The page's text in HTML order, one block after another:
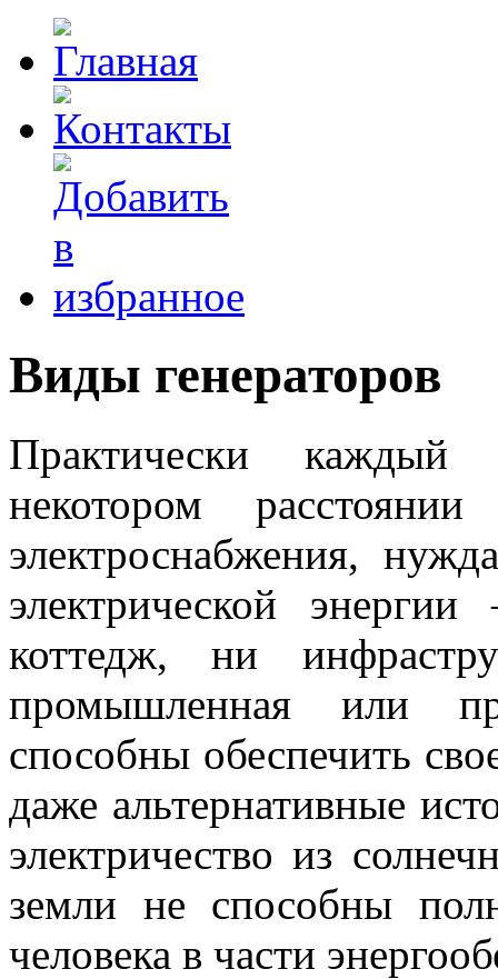
Виды генераторов
Практически каждый
некотором
электроснабжения,
электрической
коттедж, ни
промышленная или
способны обеспечить
даже альтернативные
электричество из
земли не способны
человека в части